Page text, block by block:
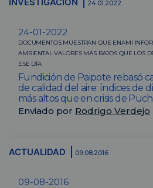
24.01.2022
24-01-2022
DOCUMENTOS MUESTRAN QUE ENAMI
AMBIENTAL VALORES MÁS BAJOS QUE LOS
ESE DÍA
Fundición de Paipote rebasó
de calidad del aire: índices de
más altos que en crisis de
Enviado por Rodrigo Verdejo
ACTUALIDAD 09.08.2016
09-08-2016